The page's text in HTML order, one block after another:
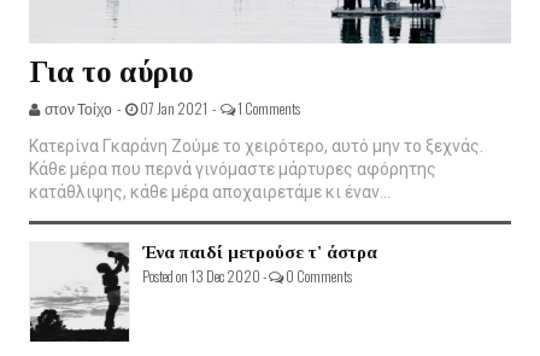
Για το αύριο
στον Τοίχο - 07 Jan 2021 - 1 Comments
Κατερίνα Γκαράνη Ζούμε το χειρότερο, αυτό μην το ξεχνάς.
Κάθε μέρα που περνά γινόμαστε μάρτυρες αφόρητης
κατάθλιψης, κάθε μέρα αποχαιρετάμε κι έναν...
Ένα παιδί μετρούσε τ' άστρα
Posted on 13 Dec 2020 - 0 Comments